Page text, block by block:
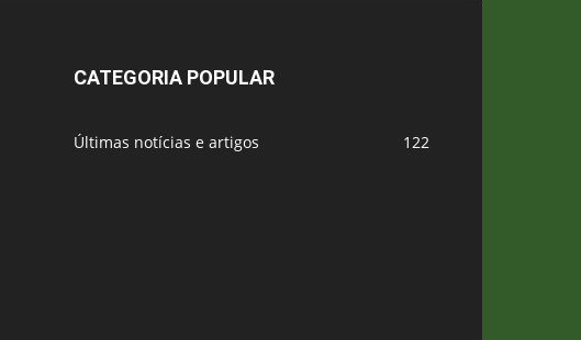
CATEGORIA POPULAR
Últimas notícias e artigos 122